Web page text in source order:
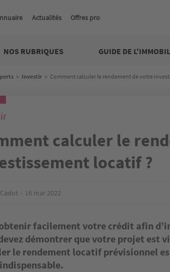
Actualités Offres pro
NOS RUBRIQUES GUIDE DE
> Investir > Comment calculer le rendement de votre
calculer le
locatif ?
16 mar 2022
facilement votre crédit afin
démontrer que votre projet est
le rendement locatif prévisionnel